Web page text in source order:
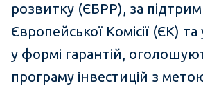
розвитку (ЄБРР), за
Європейської Комісії (ЄК)
у формі гарантій,
програму інвестицій з